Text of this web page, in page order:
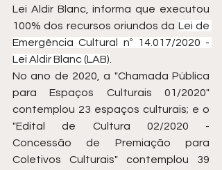
Lei Aldir Blanc, informa que executou
100% dos recursos oriundos da Lei de
Emergência Cultural nº 14.017/2020 -
Lei Aldir Blanc (LAB)
No ano de 2020, a "Chamada Pública
para Espaços Culturais 01/2020"
contemplou 23 espaços culturais; e o
"Edital de Cultura 02/2020 -
Concessão de Premiação para
Coletivos Culturais" contemplou 39